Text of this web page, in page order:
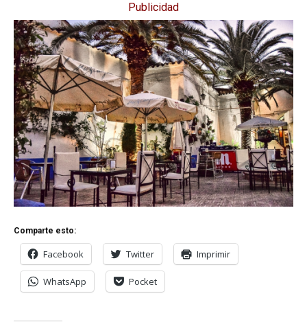
Publicidad
Comparte esto:
Facebook Twitter Imprimir
WhatsApp Pocket